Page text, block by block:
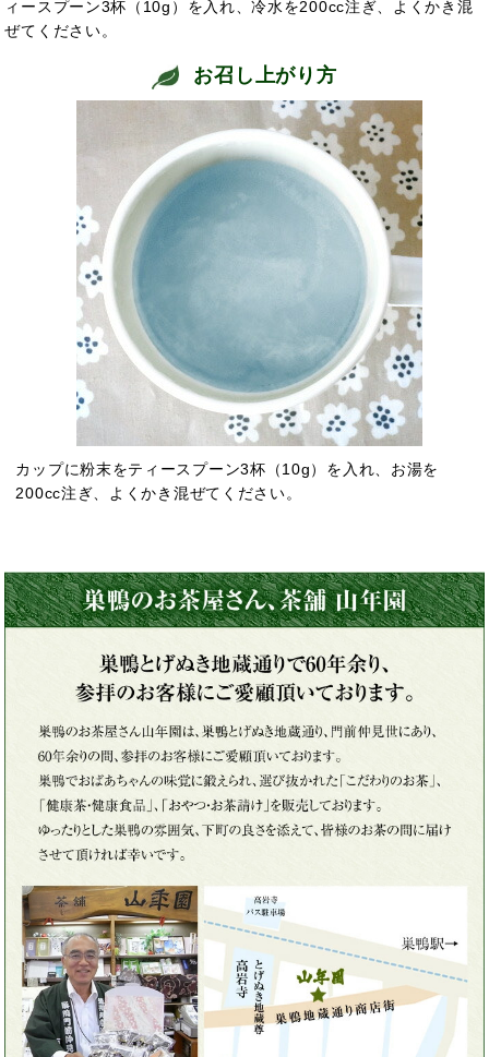
ィースプーン3杯（10g）を入れ、冷水を200cc注ぎ、よくかき混
ぜてください。
お召し上がり方
カップに粉末をティースプーン3杯（10g）を入れ、お湯を
200cc注ぎ、よくかき混ぜてください。